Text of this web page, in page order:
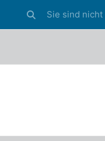
Sucheingabe
Sie sind